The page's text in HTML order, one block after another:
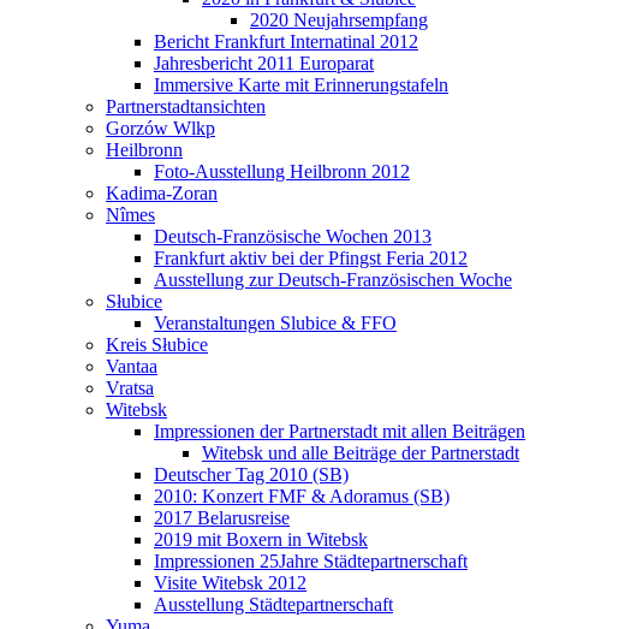
2020 Neujahrsempfang
Bericht Frankfurt Internatinal 2012
Jahresbericht 2011 Europarat
Immersive Karte mit Erinnerungstafeln
Partnerstadtansichten
Gorzów Wlkp
Heilbronn
Foto-Ausstellung Heilbronn 2012
Kadima-Zoran
Nîmes
Deutsch-Französische Wochen 2013
Frankfurt aktiv bei der Pfingst Feria 2012
Ausstellung zur Deutsch-Französischen Woche
Słubice
Veranstaltungen Slubice & FFO
Kreis Słubice
Vantaa
Vratsa
Witebsk
Impressionen der Partnerstadt mit allen Beiträgen
Witebsk und alle Beiträge der Partnerstadt
Deutscher Tag 2010 (SB)
2010: Konzert FMF & Adoramus (SB)
2017 Belarusreise
2019 mit Boxern in Witebsk
Impressionen 25Jahre Städtepartnerschaft
Visite Witebsk 2012
Ausstellung Städtepartnerschaft